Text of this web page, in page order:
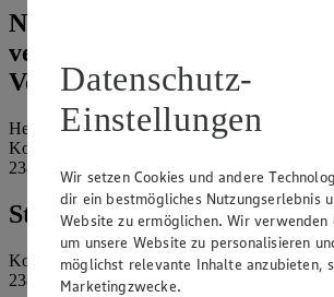
Name und Kontaktdaten der
verantwortlichen Stelle und
Vertretung:
Helro GmbH
Kolberger Straße 2-3
23879 Mölln
Standort des Marktes:
Kolberger Straße 2-3
23879 Mölln
Datenschutz-
Einstellungen
Wir setzen Cookies und andere
dir ein bestmögliches Nutzungserlebnis
Website zu ermöglichen. Wir verwenden
um unsere Website zu personalisieren
möglichst relevante Inhalte anzubieten,
Marketingzwecke.